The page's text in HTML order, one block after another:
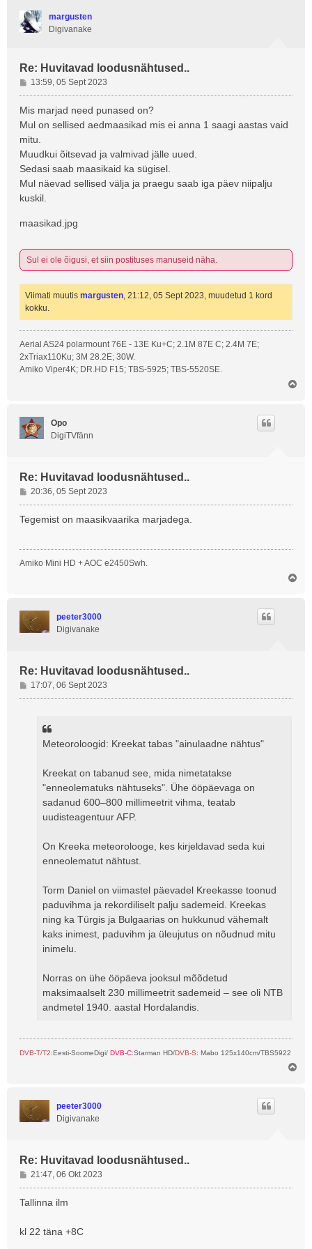
margusten
Digivanake
Re: Huvitavad loodusnähtused..
P
o
s
t
u
s
13:59, 05 Sept 2023
Mis marjad need punased on?
Mul on sellised aedmaasikad mis ei anna 1 saagi aastas vaid
mitu.
Muudkui õitsevad ja valmivad jälle uued.
Sedasi saab maasikaid ka sügisel.
Mul näevad sellised välja ja praegu saab iga päev niipalju
kuskil.
maasikad.jpg
Sul ei ole õigusi, et siin postituses manuseid näha.
Viimati muutis margusten, 21:12, 05 Sept 2023, muudetud 1 kord
kokku.
Aerial AS24 polarmount 76E - 13E Ku+C; 2.1M 87E C; 2.4M 7E;
2xTriax110Ku; 3M 28.2E; 30W.
Amiko Viper4K; DR.HD F15; TBS-5925; TBS-5520SE.
Opo
DigiTVfänn
Re: Huvitavad loodusnähtused..
P
o
s
u
20:36, 05 Sept 2023
Tegemist on maasikvaarika marjadega.
Amiko Mini HD + AOC e2450Swh.
peeter3000
Digivanake
Re: Huvitavad loodusnähtused..
P
o
17:07, 06 Sept 2023
Meteoroloogid: Kreekat tabas "ainulaadne nähtus"
Kreekat on tabanud see, mida nimetatakse
"enneolematuks nähtuseks". Ühe ööpäevaga on
sadanud 600–800 millimeetrit vihma, teatab
uudisteagentuur AFP.
On Kreeka meteorolooge, kes kirjeldavad seda kui
enneolematut nähtust.
Torm Daniel on viimastel päevadel Kreekasse toonud
paduvihma ja rekordiliselt palju sademeid. Kreekas
ning ka Türgis ja Bulgaarias on hukkunud vähemalt
kaks inimest, paduvihm ja üleujutus on nõudnud mitu
inimelu.
Norras on ühe ööpäeva jooksul mõõdetud
maksimaalselt 230 millimeetrit sademeid – see oli NTB
andmetel 1940. aastal Hordalandis.
DVB-T/T2:Eesti-SoomeDigi/ DVB-C:Starman HD/DVB-S: Mabo 125x140cm/TBS5922
peeter3000
Digivanake
Re: Huvitavad loodusnähtused..
P
o
s
t
21:47, 06 Okt 2023
Tallinna ilm
kl 22 täna +8C